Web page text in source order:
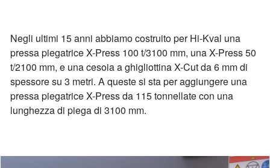
Negli ultimi 15 anni abbiamo costruito per Hi-Kval una
pressa piegatrice X-Press 100 t/3100 mm, una X-Press 50
t/2100 mm, e una cesoia a ghigliottina X-Cut da 6 mm di
spessore su 3 metri. A queste si sta per aggiungere una
pressa piegatrice X-Press da 115 tonnellate con una
lunghezza di piega di 3100 mm.